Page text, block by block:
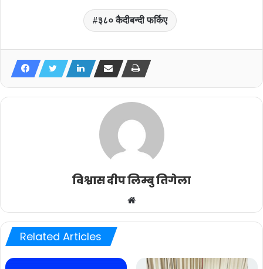
३८० कैदीबन्दी फर्किए
विश्वास दीप लिम्बु तिगेला
Website
Related Articles